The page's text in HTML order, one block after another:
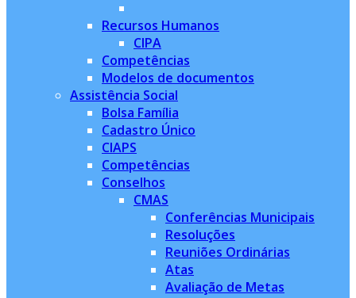
Recursos Humanos
CIPA
Competências
Modelos de documentos
Assistência Social
Bolsa Família
Cadastro Único
CIAPS
Competências
Conselhos
CMAS
Conferências Municipais
Resoluções
Reuniões Ordinárias
Atas
Avaliação de Metas